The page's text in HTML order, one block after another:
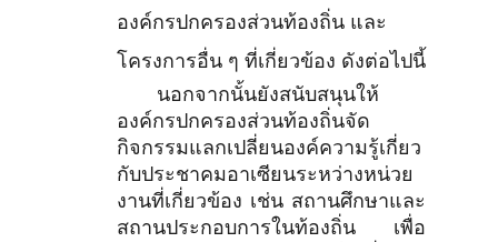
องค์กรปกครองส่วนท้องถิ่น และ
โครงการอื่น ๆ ที่เกี่ยวข้อง ดังต่อไปนี้
นอกจากนั้นยังสนับสนุนให้
องค์กรปกครองส่วนท้องถิ่นจัด
กิจกรรมแลกเปลี่ยนองค์ความรู้เกี่ยว
กับประชาคมอาเซียนระหว่างหน่วย
งานที่เกี่ยวข้อง เช่น สถานศึกษาและ
สถานประกอบการในท้องถิ่น เพื่อ